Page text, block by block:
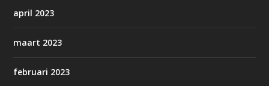
april 2023
maart 2023
februari 2023